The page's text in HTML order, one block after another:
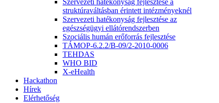
Szervezeti hatékonyság fejlesztése a
struktúraváltásban érintett intézményeknél
Szervezeti hatékonyság fejlesztése az
egészségügyi ellátórendszerben
Szociális humán erőforrás fejlesztése
TÁMOP-6.2.2/B-09/2-2010-0006
TEHDAS
WHO BID
X-eHealth
Hackathon
Hírek
Elérhetőség